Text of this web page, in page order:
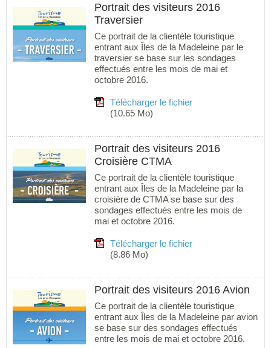
Portrait des visiteurs 2016
Traversier
Ce portrait de la clientèle touristique
entrant aux Îles de la Madeleine par le
traversier se base sur les sondages
effectués entre les mois de mai et
octobre 2016.
Télécharger le fichier
(10.65 Mo)
Portrait des visiteurs 2016
Croisière CTMA
Ce portrait de la clientèle touristique
entrant aux Îles de la Madeleine par la
croisière de CTMA se base sur des
sondages effectués entre les mois de
mai et octobre 2016.
Télécharger le fichier
(8.86 Mo)
Portrait des visiteurs 2016 Avion
Ce portrait de la clientèle touristique
entrant aux Îles de la Madeleine par avion
se base sur des sondages effectués
entre les mois de mai et octobre 2016.